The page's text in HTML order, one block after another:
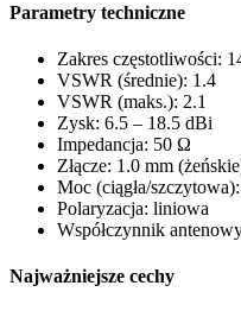
Parametry techniczne
Zakres częstotliwości:
VSWR (średnie): 1.4
VSWR (maks.): 2.1
Zysk: 6.5 – 18.5 dBi
Impedancja: 50 Ω
Złącze: 1.0 mm
Moc (ciągła/
Polaryzacja: liniowa
Współczynnik
Najważniejsze cechy